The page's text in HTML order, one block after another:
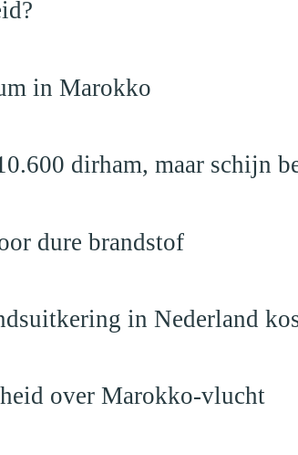
in Marokko
dirham, maar schijn
dure brandstof
in Nederland
over Marokko-vlucht